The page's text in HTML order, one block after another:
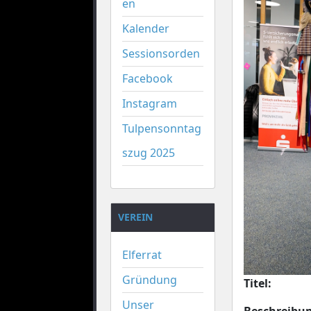
en
Kalender
Sessionsorden
Facebook
Instagram
Tulpensonntag
szug 2025
VEREIN
Elferrat
Gründung
Unser
Titel: